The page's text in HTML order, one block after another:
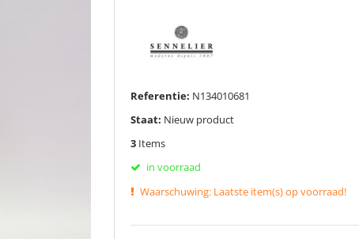
Referentie: N134010681
Staat: Nieuw product
3 Items
in voorraad
Waarschuwing: Laatste item(s) op voorraad!